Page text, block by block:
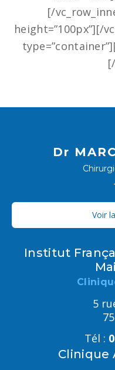
[/
height=”100px”][/
Dr
Voir
Institut
5
Tél :
Clinique